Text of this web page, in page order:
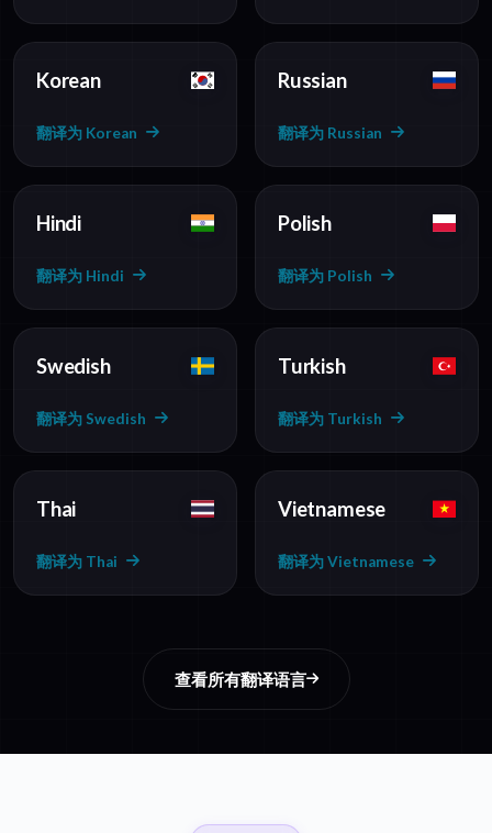
Korean
翻译为 Korean
Russian
翻译为 Russian
Hindi
翻译为 Hindi
Polish
翻译为 Polish
Swedish
翻译为 Swedish
Turkish
翻译为 Turkish
Thai
翻译为 Thai
Vietnamese
翻译为 Vietnamese
查看所有翻译语言